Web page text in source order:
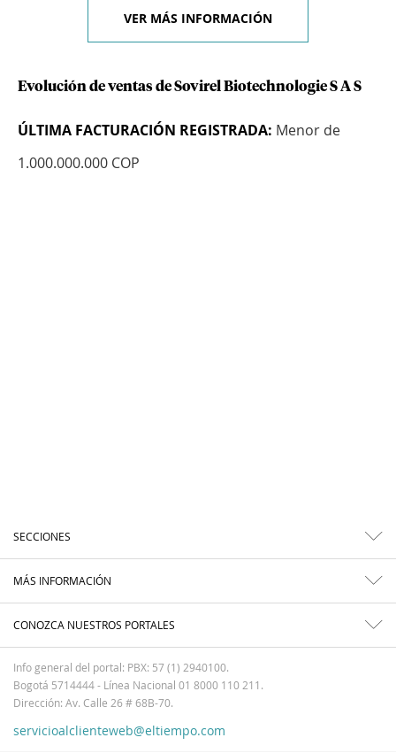
VER MÁS INFORMACIÓN
Evolución de ventas de Sovirel Biotechnologie S A S
ÚLTIMA FACTURACIÓN REGISTRADA: Menor de
1.000.000.000 COP
SECCIONES
MÁS INFORMACIÓN
CONOZCA NUESTROS PORTALES
Info general del portal: PBX: 57 (1) 2940100.
Bogotá 5714444 - Línea Nacional 01 8000 110 211.
Dirección: Av. Calle 26 # 68B-70.
servicioalclienteweb@eltiempo.com